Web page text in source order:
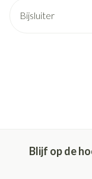
Bijsluiter
Blijf op de